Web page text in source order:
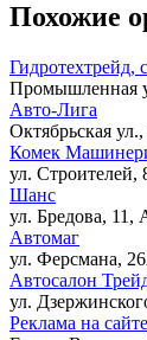
Похожие
Гидротехтрейд,
Промышленная
Авто-Лига
Октябрьская
Комек
ул.
Шанс
ул. Бредова, 11,
Автомаг
ул. Ферсмана,
Автосалон
ул.
Реклама на сайте